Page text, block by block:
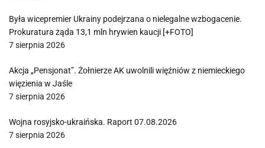
Była wicepremier Ukrainy podejrzana o nielegalne wzbogacenie.
Prokuratura żąda 13,1 mln hrywien kaucji [+FOTO]
7 sierpnia 2026
Akcja „Pensjonat”. Żołnierze AK uwolnili więźniów z niemieckiego
więzienia w Jaśle
7 sierpnia 2026
Wojna rosyjsko-ukraińska. Raport 07.08.2026
7 sierpnia 2026